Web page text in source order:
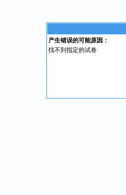
产生错误的可能原因：
找不到指定的试卷